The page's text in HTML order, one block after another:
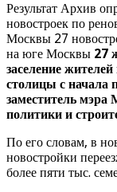
Результат Архив
новостроек по
Москвы 27
на юге Москвы 27
заселение
столицы с начала
заместитель мэра
политики и
По его словам, в
новостройки
более пяти тыс.